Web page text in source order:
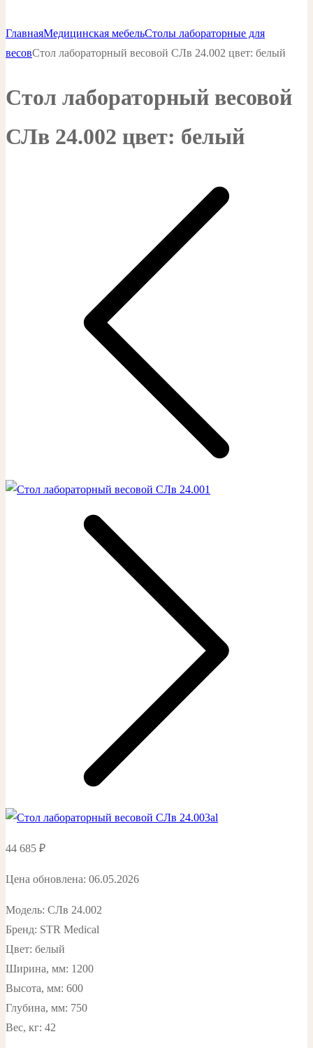
ГлавнаяМедицинская мебельСтолы лабораторные для
весовСтол лабораторный весовой СЛв 24.002 цвет: белый
Стол лабораторный весовой
СЛв 24.002 цвет: белый
44 685 ₽
Цена обновлена: 06.05.2026
Модель: СЛв 24.002
Бренд: STR Medical
Цвет: белый
Ширина, мм: 1200
Высота, мм: 600
Глубина, мм: 750
Вес, кг: 42